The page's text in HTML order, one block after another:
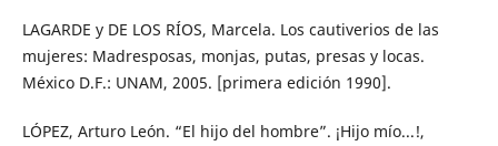
LAGARDE y DE LOS RÍOS, Marcela. Los cautiverios de las
mujeres: Madresposas, monjas, putas, presas y locas.
México D.F.: UNAM, 2005. [primera edición 1990].
LÓPEZ, Arturo León. “El hijo del hombre”. ¡Hijo mío...!,